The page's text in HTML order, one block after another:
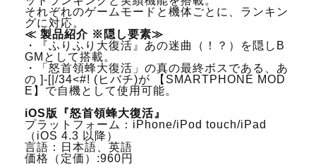
それぞれのゲームモードと機体ごとに、ランキン
グに対応。
≪ 製品紹介 ※隠し要素≫
・『ふりふり大復活』あの迷曲（！？）を隠しB
GMとして搭載。
・「怒首領蜂大復活」の真の最終ボスである、あ
の ]-[|/34<#! (ヒバチ)が 【SMARTPHONE MOD
E】で自機として使用可能。
iOS版『怒首領蜂大復活』
プラットフォーム：iPhone/iPod touch/iPad
（iOS 4.3 以降）
言語：日本語、英語
価格（定価）:960円